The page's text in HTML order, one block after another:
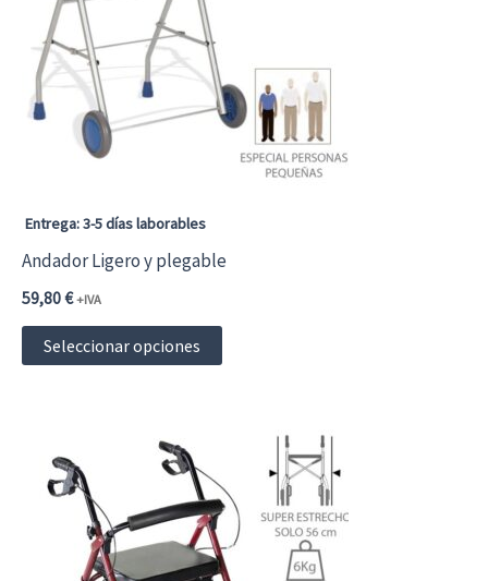
pueden
elegir
de
Entrega: 3-5 días laborables
Andador Ligero y plegable
59,80€ +IVA
Seleccionar opciones
Este
producto
múltiples
variantes.
Las
opciones